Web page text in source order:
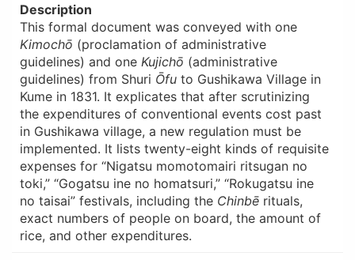
Description
This formal document was conveyed with one
Kimochō (proclamation of administrative
guidelines) and one Kujichō (administrative
guidelines) from Shuri Ōfuto Gushikawa Village in
Kume in 1831. It explicates that after scrutinizing
the expenditures of conventional events cost past
in Gushikawa village, a new regulation must be
implemented. It lists twenty-eight kinds of requisite
expenses for “Nigatsu momotomairi ritsugan no
toki,” “Gogatsu ine no homatsuri,” “Rokugatsu ine
no taisai” festivals, including the Chinbērituals,
exact numbers of people on board, the amount of
rice, and other expenditures.